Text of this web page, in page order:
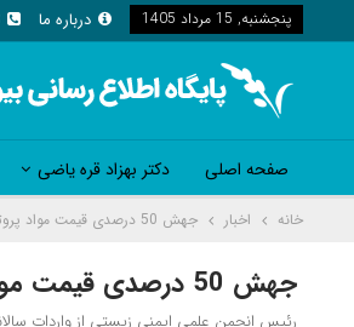
پنجشنبه, 15 مرداد 1405 درباره ما
صفحه اصلی دکتر بهزاد قره یاضی
خانه اخبار جهش 50 درصدی قیمت مواد پروتئینی در صورت افزایش تعرفه واردات محصولات تراریخته
جهش 50 درصدی قیمت مواد پروتئینی در صورت افزایش تعرفه واردات محصولات تراریخته